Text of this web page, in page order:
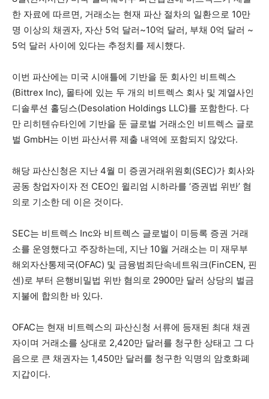
한 자료에 따르면, 거래소는 현재 파산 절차의 일환으로 10만
명 이상의 채권자, 자산 5억 달러~10억 달러, 부채 0억 달러 ~
5억 달러 사이에 있다는 추정치를 제시했다.
이번 파산에는 미국 시애틀에 기반을 둔 회사인 비트렉스
(Bittrex Inc), 몰타에 있는 두 개의 비트렉스 회사 및 계열사인
디솔루션 홀딩스(Desolation Holdings LLC)를 포함한다. 다
만 리히텐슈타인에 기반을 둔 글로벌 거래소인 비트렉스 글로
벌 GmbH는 이번 파산서류 제출 내역에 포함되지 않았다.
해당 파산신청은 지난 4월 미 증권거래위원회(SEC)가 회사와
공동 창업자이자 전 CEO인 윌리엄 시하라를 ‘증권법 위반’ 혐
의로 기소한 데 이은 것이다.
SEC는 비트렉스 Inc와 비트렉스 글로벌이 미등록 증권 거래
소를 운영했다고 주장하는데, 지난 10월 거래소는 미 재무부
해외자산통제국(OFAC) 및 금융범죄단속네트워크(FinCEN, 핀
센)로 부터 은행비밀법 위반 혐의로 2900만 달러 상당의 벌금
지불에 합의한 바 있다.
OFAC는 현재 비트렉스의 파산신청 서류에 등재된 최대 채권
자이며 거래소를 상대로 2,420만 달러를 청구한 상태고 그 다
음으로 큰 채권자는 1,450만 달러를 청구한 익명의 암호화폐
지갑이다.